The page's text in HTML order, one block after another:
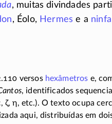
, muitas divindades
, Éolo, Hermes e a ninfa
versos hexâmetros e,
, identificados
ζ, η, etc.). O texto ocupa
aqui, distribuídas em